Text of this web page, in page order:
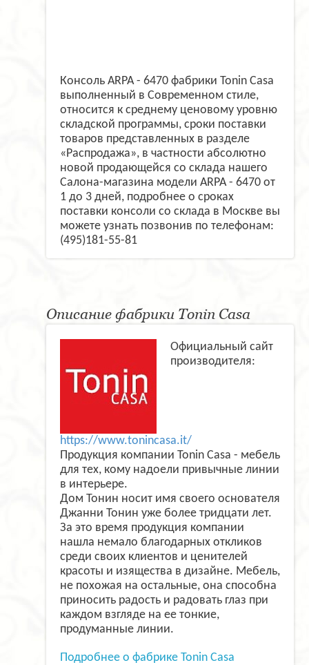
Консоль ARPA - 6470 фабрики Tonin Casa
выполненный в Современном стиле,
относится к среднему ценовому уровню
складской программы, сроки поставки
товаров представленных в разделе
«Распродажа», в частности абсолютно
новой продающейся со склада нашего
Салона-магазина модели ARPA - 6470 от
1 до 3 дней, подробнее о сроках
поставки консоли со склада в Москве вы
можете узнать позвонив по телефонам:
(495)181-55-81
Описание фабрики Tonin Casa
Официальный сайт
производителя:
https://www.tonincasa.it/
Продукция компании Tonin Casa - мебель
для тех, кому надоели привычные линии
в интерьере.
Дом Тонин носит имя своего основателя
Джанни Тонин уже более тридцати лет.
За это время продукция компании
нашла немало благодарных откликов
среди своих клиентов и ценителей
красоты и изящества в дизайне. Мебель,
не похожая на остальные, она способна
приносить радость и радовать глаз при
каждом взгляде на ее тонкие,
продуманные линии.
Подробнее о фабрике Tonin Casa